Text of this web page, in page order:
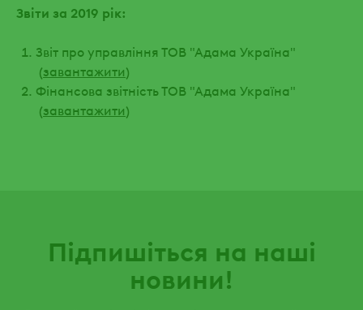
Звіти за 2019 рік:
Звіт про управління ТОВ "Адама Україна"
(завантажити)
Фінансова звітність ТОВ "Адама Україна"
(завантажити)
Підпишіться на наші
новини!